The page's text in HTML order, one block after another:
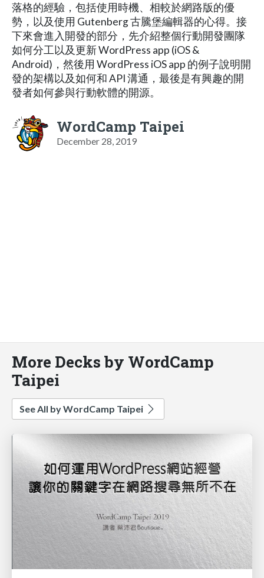
落格的經驗，包括使用時機、相較於網路版的優
勢，以及使用 Gutenberg 古騰堡編輯器的心得。接
下來會進入開發的部分，先介紹整個行動開發團隊
如何分工以及更新 WordPress app (iOS &
Android)，然後用 WordPress iOS app 的例子說明開
發的架構以及如何和 API 溝通，最後是有興趣的開
發者如何參與行動軟體的開源。
WordCamp Taipei
December 28, 2019
More Decks by WordCamp
Taipei
See All by WordCamp Taipei